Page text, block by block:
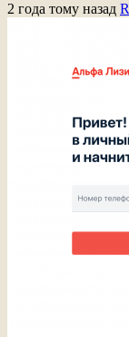
2 года тому назад